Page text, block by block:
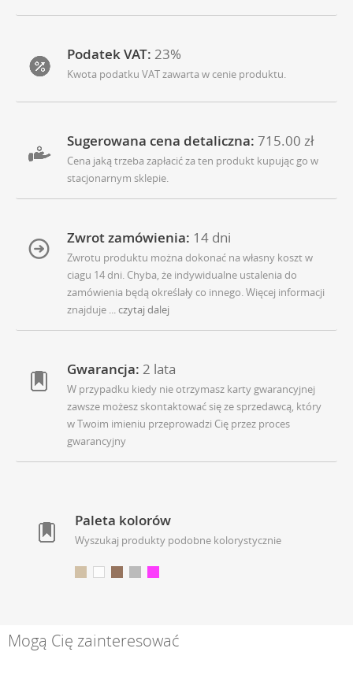
Podatek VAT: 23%
Kwota podatku VAT zawarta w cenie produktu.
Sugerowana cena detaliczna: 715.00 zł
Cena jaką trzeba zapłacić za ten produkt kupując go w
stacjonarnym sklepie.
Zwrot zamówienia: 14 dni
Zwrotu produktu można dokonać na własny koszt w
ciagu 14 dni. Chyba, że indywidualne ustalenia do
zamówienia będą określały co innego. Więcej informacji
znajduje ... czytaj dalej
Gwarancja: 2 lata
W przypadku kiedy nie otrzymasz karty gwarancyjnej
zawsze możesz skontaktować się ze sprzedawcą, który
w Twoim imieniu przeprowadzi Cię przez proces
gwarancyjny
Paleta kolorów
Wyszukaj produkty podobne kolorystycznie
Mogą Cię zainteresować